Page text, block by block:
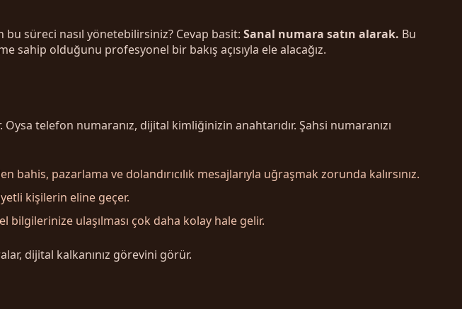
süreci nasıl yönetebilirsiniz? Cevap basit: Sanal numara satın alarak. Bu
olduğunu profesyonel bir bakış açısıyla ele alacağız.
telefon numaranız, dijital kimliğinizin anahtarıdır. Şahsi numaranızı
pazarlama ve dolandırıcılık mesajlarıyla uğraşmak zorunda kalırsınız.
kişilerin eline geçer.
bilgilerinize ulaşılması çok daha kolay hale gelir.
dijital kalkanınız görevini görür.